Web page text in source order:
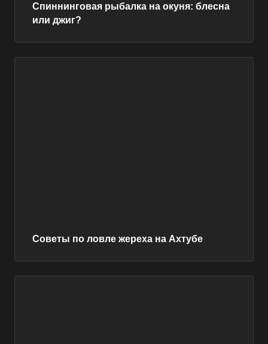
Спиннинговая рыбалка на окуня: блесна
или джиг?
Советы по ловле жереха на Ахтубе